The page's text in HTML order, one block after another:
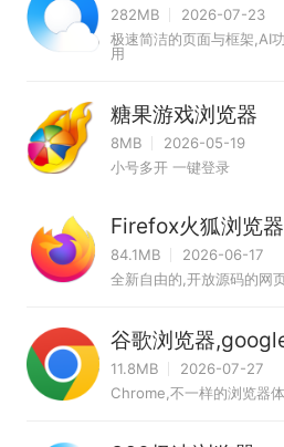
282MB
2026-07-23
极速简洁的页面与框架,AI
用
糖果游戏浏览器
8MB
2026-05-19
小号多开 一键登录
Firefox火狐浏览器
84.1MB
2026-06-17
全新自由的,开放源码的网
谷歌浏览器
11.8MB
2026-07-27
Chrome,不一样的浏览器